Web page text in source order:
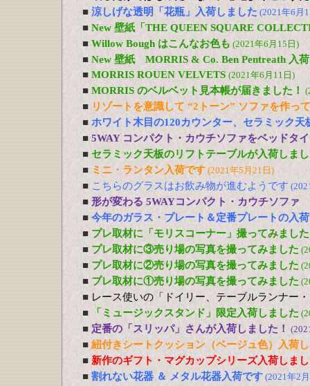
■ 涼しげな透明「花瓶」入荷しました (2021年6月
■ New 壁紙「THE QUEEN SQUARE
■ Willow Bough はこんなお色も (2021年6月15日)
■ New 壁紙 MORRIS & Co. Ben Pentreath 入
■ MORRIS ROUEN VELVETS (2021年6月11日)
■ MORRIS のベルベット見本帳が届きました！
■ リゾートを意識して “2トーン” ソファを作っ
■ ホワイト木目の120カウンター、セラミック天
■ 5WAY コンパクト・カウチソファをベッドタ
■ セラミック天板のリフトテーブルが入荷しま
■ ミニ・ランタン入荷です (2021年5月21日)
■ こちらのグラスはお飲み物が進むようです
■ 形が変わる 5WAYコンパクト・カウチソファ
■ 今年のガラス・プレート＆定番プレートの入
■ プレ取材に「モリスコーナー」撮ってみました
■ プレ取材に③売り場の写真を撮ってみました
■ プレ取材に②売り場の写真を撮ってみました
■ プレ取材に①売り場の写真を撮ってみました
■ レース使いの「ドイリー、テーブルランナー
■
「ミュージックスタンド」限定入荷しました
■ 定番の「スリッパ」さんが入荷しました！
■ 紐付きシートクッション（ベージュ色）入荷
■ 新作のギフト・マグカップシリーズ入荷しま
■ 割れない花器 ＆ メタル花器入荷です (2021年2